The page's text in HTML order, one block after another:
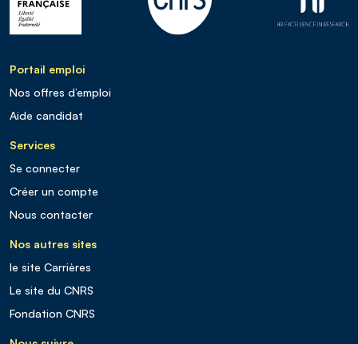
Portail emploi
Nos offres d’emploi
Aide candidat
Services
Se connecter
Créer un compte
Nous contacter
Nos autres sites
le site Carrières
Le site du CNRS
Fondation CNRS